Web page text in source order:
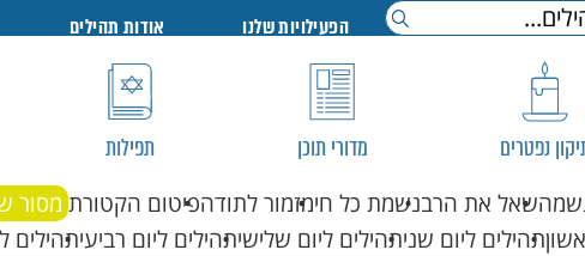
הפעילויות שלנו אודות תהילים
נפטרים מדורי תוכן תפילות
שאל את הרבנשמת כל חימזמור לתודהפיטום הקטורת מסור
תהילים ליום שניתהילים ליום שלישיתהילים ליום רביעיתהילים